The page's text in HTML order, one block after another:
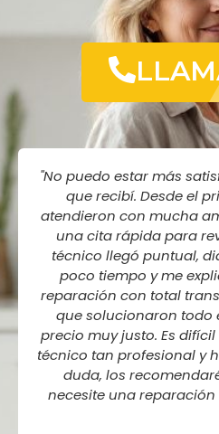
"No puedo estar más
que recibí. Desde el
atendieron con mucha
una cita rápida para
técnico llegó puntual,
poco tiempo y me
reparación con total
que solucionaron todo
precio muy justo. Es
técnico tan profesional y
duda, los
necesite una reparación